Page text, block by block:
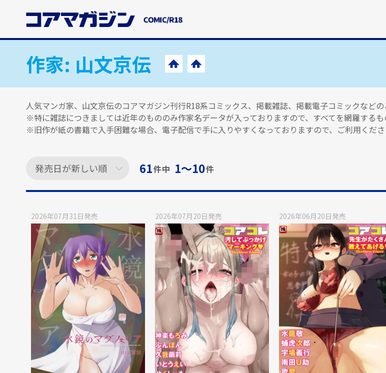
コ
ツ
作家: 山文京伝
人気マンガ家、山文京伝のコアマガジン刊行R18系コミックス、掲載雑誌、掲載電子コミックなどの
※特に雑誌につきましては近年のもののみ作家名データが入っておりますので、すべてを網羅するも
※旧作が紙の書籍で入手困難な場合、電子配信で手に入りやすくなっておりますので、ご利用くださ
61件中 1〜10件
2026年07月31日発売 2026年07月20日発売 2026年06月20日発売